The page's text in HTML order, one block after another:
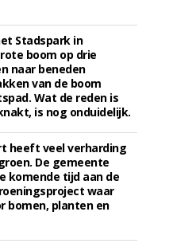
Stadspark in
boom op drie
naar beneden
van de boom
Wat de reden is
is nog onduidelijk.
heeft veel verharding
De gemeente
komende tijd aan de
waar
bomen, planten en